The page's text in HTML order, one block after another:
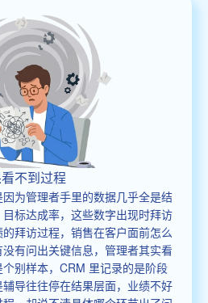
不到过程
为管理者手里的数据几乎全是结
标达成率，这些数字出现时拜访
拜访过程，销售在客户面前怎么
有问出关键信息，管理者其实看
别样本，CRM 里记录的是阶段
导往往停在结果层面，业绩不好